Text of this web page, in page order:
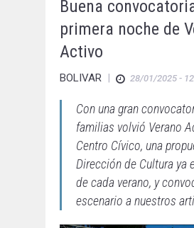
Buena
primera noche de
Activo
BOLIVAR | 28/01/2025 -
Con una gran
familias volvió Verano
Centro Cívico, una
Dirección de Cultura ya
de cada verano, y
escenario a nuestros